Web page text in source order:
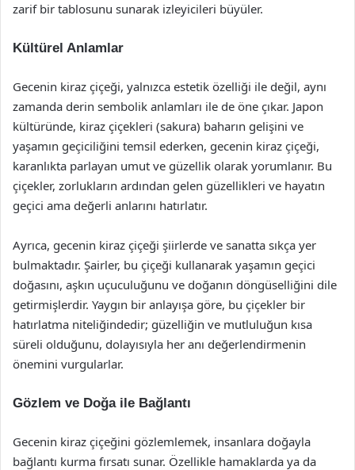
zarif bir tablosunu sunarak izleyicileri büyüler.
Kültürel Anlamlar
Gecenin kiraz çiçeği, yalnızca estetik özelliği ile değil, aynı
zamanda derin sembolik anlamları ile de öne çıkar. Japon
kültüründe, kiraz çiçekleri (sakura) baharın gelişini ve
yaşamın geçiciliğini temsil ederken, gecenin kiraz çiçeği,
karanlıkta parlayan umut ve güzellik olarak yorumlanır. Bu
çiçekler, zorlukların ardından gelen güzellikleri ve hayatın
geçici ama değerli anlarını hatırlatır.
Ayrıca, gecenin kiraz çiçeği şiirlerde ve sanatta sıkça yer
bulmaktadır. Şairler, bu çiçeği kullanarak yaşamın geçici
doğasını, aşkın uçuculuğunu ve doğanın döngüselliğini dile
getirmişlerdir. Yaygın bir anlayışa göre, bu çiçekler bir
hatırlatma niteliğindedir; güzelliğin ve mutluluğun kısa
süreli olduğunu, dolayısıyla her anı değerlendirmenin
önemini vurgularlar.
Gözlem ve Doğa ile Bağlantı
Gecenin kiraz çiçeğini gözlemlemek, insanlara doğayla
bağlantı kurma fırsatı sunar. Özellikle hamaklarda ya da